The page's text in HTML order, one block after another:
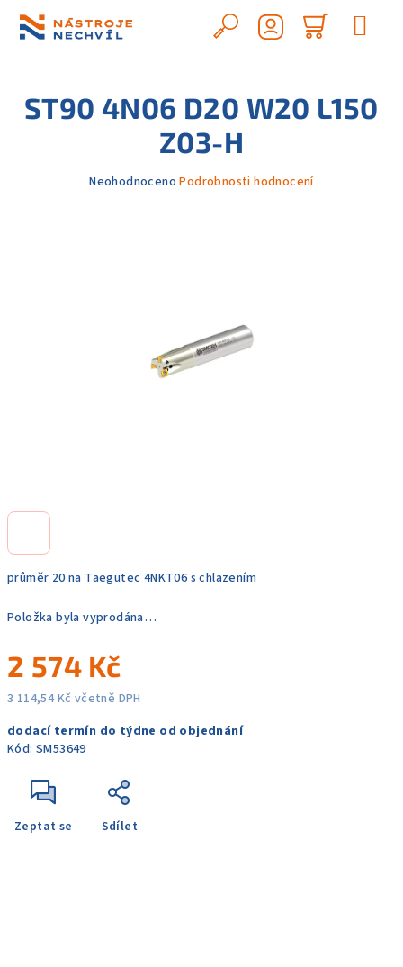
obsah
Hledat
košík
průměr 20 na Taegutec 4NKT06 s chlazením
Položka byla vyprodána…
2 574 Kč
3 114,54 Kč včetně DPH
cena:
dodací termín do týdne od objednání
Kód: SM53649
Zeptat se Sdílet
ST90 4N06 D20 W20 L150
Z03-H
Průměrné
Neohodnoceno Podrobnosti hodnocení